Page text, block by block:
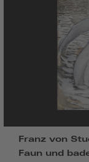
Franz von
Faun und